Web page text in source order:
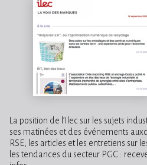
La position de l’Ilec sur les sujets
ses matinées et des événements
RSE, les articles et les entretiens sur
les tendances du secteur PGC :